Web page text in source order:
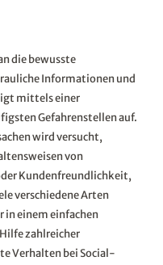
die bewusste
Informationen und
mittels einer
Gefahrenstellen auf.
wird versucht,
von
Kundenfreundlichkeit,
verschiedene Arten
in einem einfachen
zahlreicher
Verhalten bei Social-